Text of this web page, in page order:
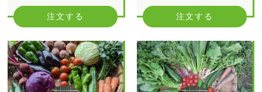
注文する 注文する